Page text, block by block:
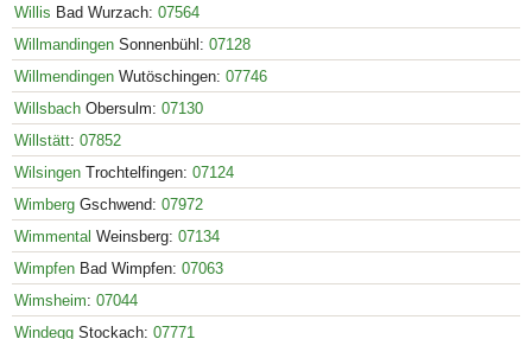
Willis Bad Wurzach: 07564
Willmandingen Sonnenbühl: 07128
Willmendingen Wutöschingen: 07746
Willsbach Obersulm: 07130
Willstätt: 07852
Wilsingen Trochtelfingen: 07124
Wimberg Gschwend: 07972
Wimmental Weinsberg: 07134
Wimpfen Bad Wimpfen: 07063
Wimsheim: 07044
Windegg Stockach: 07771